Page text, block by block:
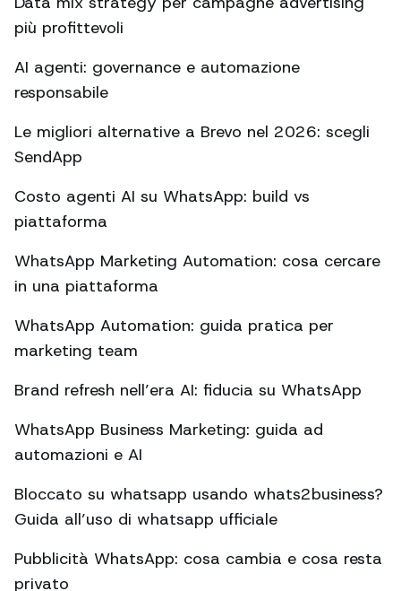
più profittevoli
AI agenti: governance e automazione
responsabile
Le migliori alternative a Brevo nel 2026: scegli
SendApp
Costo agenti AI su WhatsApp: build vs
piattaforma
WhatsApp Marketing Automation: cosa cercare
in una piattaforma
WhatsApp Automation: guida pratica per
marketing team
Brand refresh nell’era AI: fiducia su WhatsApp
WhatsApp Business Marketing: guida ad
automazioni e AI
Bloccato su whatsapp usando whats2business?
Guida all’uso di whatsapp ufficiale
Pubblicità WhatsApp: cosa cambia e cosa resta
privato